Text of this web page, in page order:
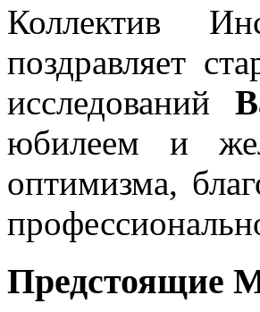
Коллектив
поздравляет
исследований
юбилеем и
оптимизма,
Предстоящие